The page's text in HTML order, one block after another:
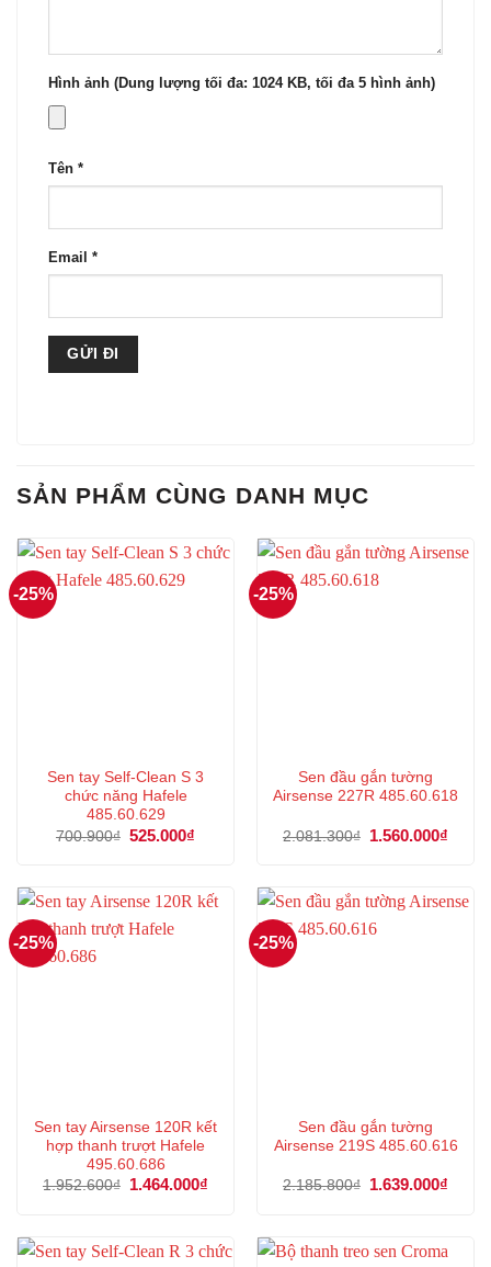
Hình ảnh (Dung lượng tối đa: 1024 KB, tối đa 5 hình ảnh)
Tên *
Email *
SẢN PHẨM CÙNG DANH MỤC
-25%
Sen tay Self-Clean S 3
chức năng Hafele
485.60.629
700.900₫ Giá
525.000₫
525.000₫.
-25%
Sen đầu gắn tường
Airsense 227R 485.60.618
2.081.300₫
Giá
1.560.000₫
-25%
Sen tay Airsense 120R kết
hợp thanh trượt Hafele
495.60.686
1.952.600₫
Giá
1.464.000₫
1.464.000₫.
-25%
Sen đầu gắn tường
Airsense 219S 485.60.616
2.185.800₫
Giá
1.639.000₫